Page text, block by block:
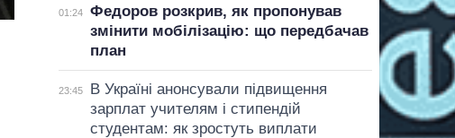
01:24
Федоров розкрив, як пропонував
змінити мобілізацію: що передбачав
план
23:45
В Україні анонсували підвищення
зарплат учителям і стипендій
студентам: як зростуть виплати